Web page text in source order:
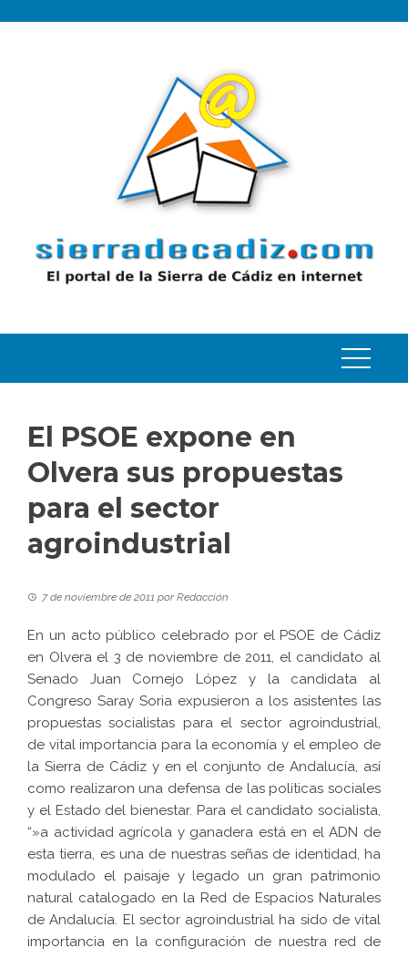
El PSOE expone en
Olvera sus propuestas
para el sector
agroindustrial
7 de noviembre de 2011 porRedacción
En un acto público celebrado por el PSOE de Cádiz
en Olvera el 3 de noviembre de 2011, el candidato al
Senado Juan Cornejo López y la candidata al
Congreso Saray Soria expusieron a los asistentes las
propuestas socialistas para el sector agroindustrial,
de vital importancia para la economía y el empleo de
la Sierra de Cádiz y en el conjunto de Andalucía, así
como realizaron una defensa de las políticas sociales
y el Estado del bienestar. Para el candidato socialista,
“»a actividad agrícola y ganadera está en el ADN de
esta tierra, es una de nuestras señas de identidad, ha
modulado el paisaje y legado un gran patrimonio
natural catalogado en la Red de Espacios Naturales
de Andalucía. El sector agroindustrial ha sido de vital
importancia en la configuración de nuestra red de